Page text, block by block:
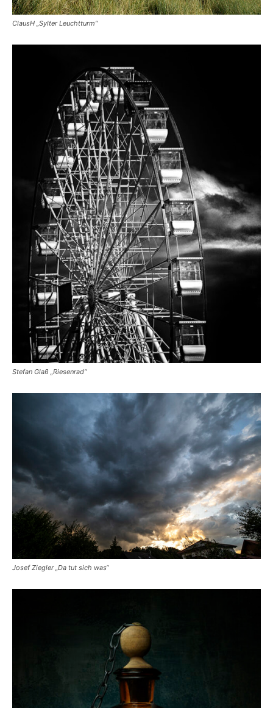
ClausH „Sylter Leuchtturm“
Stefan Glaß „Riesenrad“
Josef Ziegler „Da tut sich was“